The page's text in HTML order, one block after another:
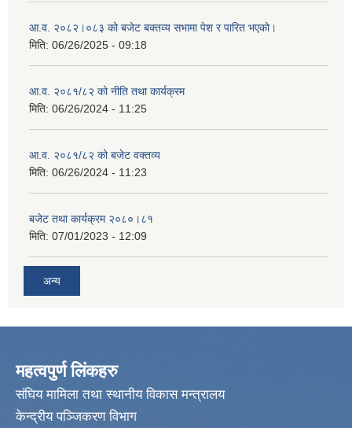
आ‍.व. २०८२।०८३ को बजेट बक्तव्य सभामा पेश र पारित भएको।
मिति: 06/26/2025 - 09:18
आ.व. २०८१/८२ को नीति तथा कार्यक्रम
मिति: 06/26/2024 - 11:25
आ.व. २०८१/८२ को बजेट वक्तव्य
मिति: 06/26/2024 - 11:23
बजेट तथा कार्यक्रम २०८०।८१
मिति: 07/01/2023 - 12:09
अन्य
महत्वपुर्ण लिंकहरु
संघिय मामिला तथा स्थानीय विकास मन्त्रालय
केन्द्रीय पञ्जिकरण विभाग